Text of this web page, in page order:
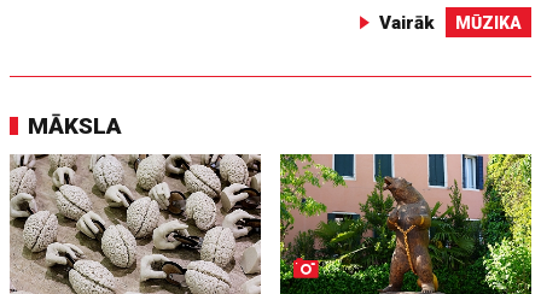
Vairāk MŪZIKA
MĀKSLA